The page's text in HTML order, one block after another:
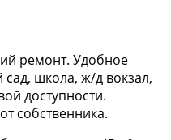
ремонт. Удобное
школа, ж/д вокзал,
доступности.
собственника.